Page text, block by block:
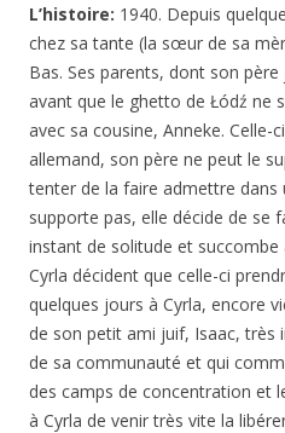
L’histoire: 1940. Depuis
chez sa tante (la sœur de sa
Bas. Ses parents, dont son
avant que le ghetto de Łódź ne
avec sa cousine, Anneke. Celle-
allemand, son père ne peut le
tenter de la faire admettre dans
supporte pas, elle décide de se
instant de solitude et
Cyrla décident que celle-ci
quelques jours à Cyrla, encore
de son petit ami juif, Isaac, très
de sa communauté et qui
des camps de concentration et
à Cyrla de venir très vite la